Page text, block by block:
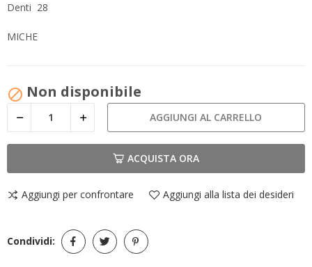
Denti 28
MICHE
 Non disponibile
AGGIUNGI AL CARRELLO
ACQUISTA ORA
Aggiungi per confrontare Aggiungi alla lista dei desideri
Condividi: